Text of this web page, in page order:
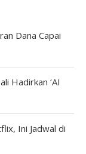
Dana Capai
Hadirkan ‘AI
Ini Jadwal di